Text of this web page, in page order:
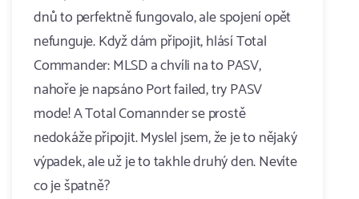
dnů to perfektně fungovalo, ale spojení opět
nefunguje. Když dám připojit, hlásí Total
Commander: MLSD a chvíli na to PASV,
nahoře je napsáno Port failed, try PASV
mode! A Total Comannder se prostě
nedokáže připojit. Myslel jsem, že je to nějaký
výpadek, ale už je to takhle druhý den. Nevíte
co je špatně?